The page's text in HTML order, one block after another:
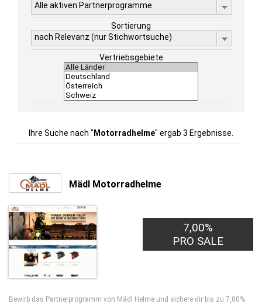
Alle aktiven Partnerprogramme
Sortierung
nach Relevanz (nur Stichwortsuche)
Vertriebsgebiete
Ihre Suche nach " Motorradhelme" ergab 3 Ergebnisse.
Mädl Motorradhelme
7,00%
PRO SALE
Bewirb das Partnerprogramm von Mädl Helme und sichere dir bis zu 7,00%